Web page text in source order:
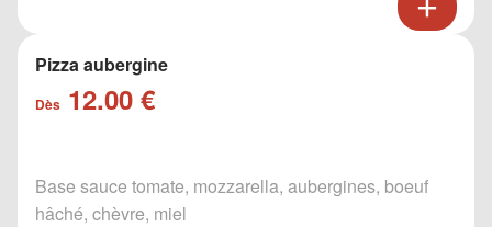
Pizza aubergine
Dès 12.00 €
Base sauce tomate, mozzarella, aubergines, boeuf
hâché, chèvre, miel